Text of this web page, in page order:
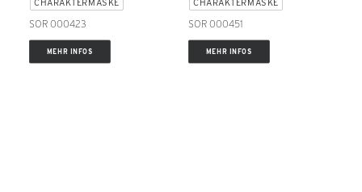
CHARAKTERMASKE
SOR 000423
MEHR INFOS
CHARAKTERMASKE
SOR 000451
MEHR INFOS